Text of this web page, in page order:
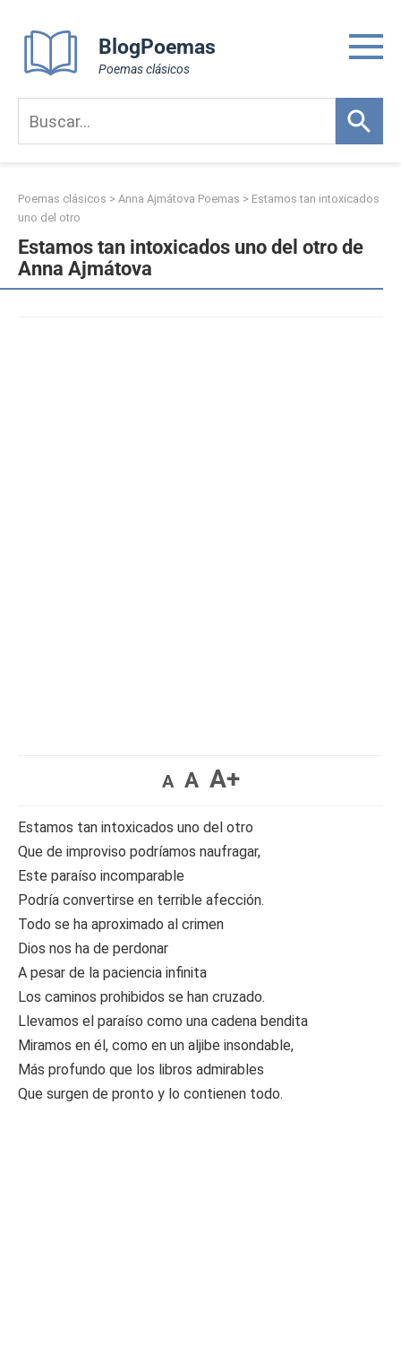
content
BlogPoemas
Poemas clásicos
Poemas clásicos > Anna Ajmátova Poemas > Estamos tan intoxicados
uno del otro
Estamos tan intoxicados uno del otro de
Anna Ajmátova
A A A+
Estamos tan intoxicados uno del otro
Que de improviso podríamos naufragar,
Este paraíso incomparable
Podría convertirse en terrible afección.
Todo se ha aproximado al crimen
Dios nos ha de perdonar
A pesar de la paciencia infinita
Los caminos prohibidos se han cruzado.
Llevamos el paraíso como una cadena bendita
Miramos en él, como en un aljibe insondable,
Más profundo que los libros admirables
Que surgen de pronto y lo contienen todo.